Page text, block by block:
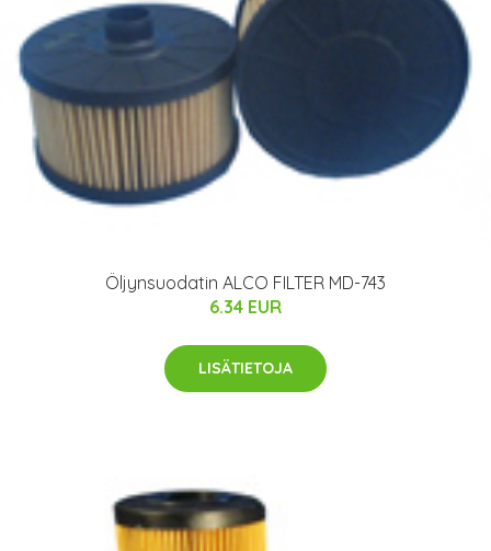
Öljynsuodatin ALCO FILTER MD-743
6.34 EUR
LISÄTIETOJA